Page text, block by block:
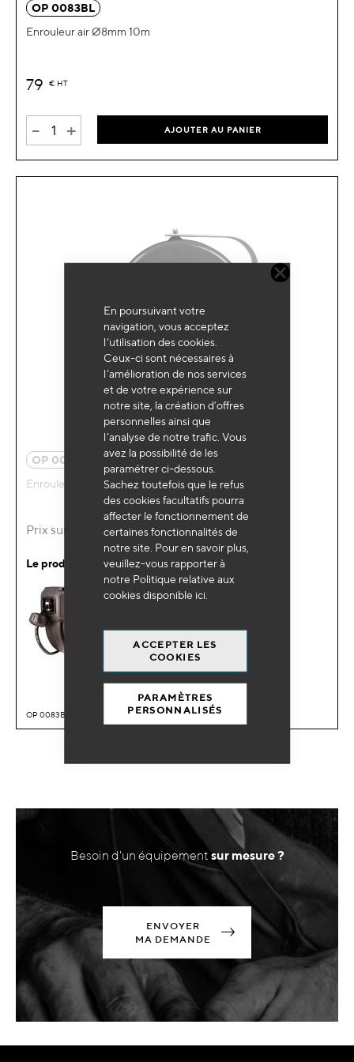
En poursuivant votre
navigation, vous acceptez
l’utilisation des cookies.
Ceux-ci sont nécessaires à
l’amélioration de nos services
et de votre expérience sur
notre site, la création d’offres
personnelles ainsi que
l’analyse de notre trafic. Vous
avez la possibilité de les
paramétrer ci-dessous.
Sachez toutefois que le refus
des cookies facultatifs pourra
affecter le fonctionnement de
certaines fonctionnalités de
notre site. Pour en savoir plus,
veuillez-vous rapporter à
notre Politique relative aux
cookies disponible ici
ACCEPTER LES
COOKIES
PARAMÈTRES
PERSONNALISÉS
OP 0083BL
Enrouleur air Ø8mm 10m
79 € HT
- + AJOUTER AU PANIER
OP 0082BL
Enrouleur air carter métal Ø8mm 10m
Prix sur demande
Le produit est remplacé par :
OP 0083BL - Enrouleur air Ø8mm 10m
Besoin d'un équipement sur mesure ?
ENVOYER
MA DEMANDE